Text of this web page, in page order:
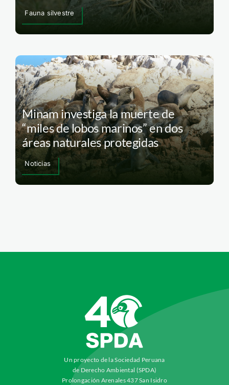
Fauna silvestre
Minam investiga la muerte de
“miles de lobos marinos” en dos
áreas naturales protegidas
Noticias
Un proyecto de la Sociedad Peruana
de Derecho Ambiental (SPDA)
Prolongación Arenales 437 San Isidro